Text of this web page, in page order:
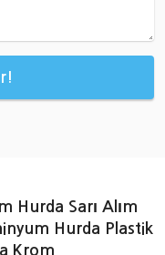
Hurda Sarı Alım
Hurda Plastik
Krom